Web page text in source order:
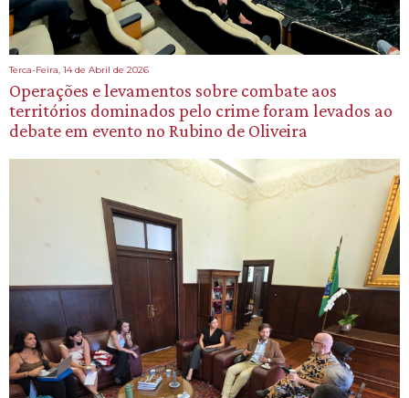
Terca-Feira, 14 de Abril de 2026
Operações e levamentos sobre combate aos
territórios dominados pelo crime foram levados ao
debate em evento no Rubino de Oliveira